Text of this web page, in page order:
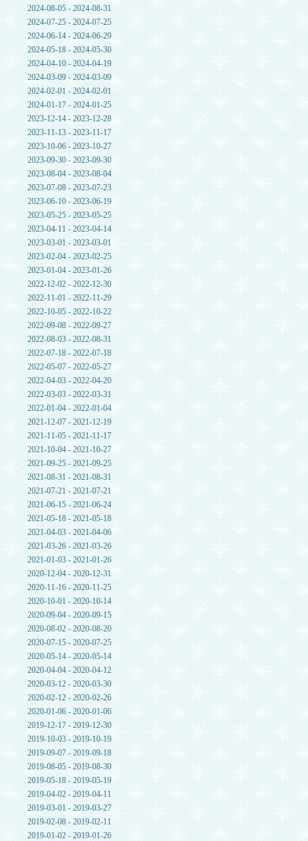
2024-08-05 - 2024-08-31
2024-07-25 - 2024-07-25
2024-06-14 - 2024-06-29
2024-05-18 - 2024-05-30
2024-04-10 - 2024-04-19
2024-03-09 - 2024-03-09
2024-02-01 - 2024-02-01
2024-01-17 - 2024-01-25
2023-12-14 - 2023-12-28
2023-11-13 - 2023-11-17
2023-10-06 - 2023-10-27
2023-09-30 - 2023-09-30
2023-08-04 - 2023-08-04
2023-07-08 - 2023-07-23
2023-06-10 - 2023-06-19
2023-05-25 - 2023-05-25
2023-04-11 - 2023-04-14
2023-03-01 - 2023-03-01
2023-02-04 - 2023-02-25
2023-01-04 - 2023-01-26
2022-12-02 - 2022-12-30
2022-11-01 - 2022-11-29
2022-10-05 - 2022-10-22
2022-09-08 - 2022-09-27
2022-08-03 - 2022-08-31
2022-07-18 - 2022-07-18
2022-05-07 - 2022-05-27
2022-04-03 - 2022-04-20
2022-03-03 - 2022-03-31
2022-01-04 - 2022-01-04
2021-12-07 - 2021-12-19
2021-11-05 - 2021-11-17
2021-10-04 - 2021-10-27
2021-09-25 - 2021-09-25
2021-08-31 - 2021-08-31
2021-07-21 - 2021-07-21
2021-06-15 - 2021-06-24
2021-05-18 - 2021-05-18
2021-04-03 - 2021-04-06
2021-03-26 - 2021-03-26
2021-01-03 - 2021-01-26
2020-12-04 - 2020-12-31
2020-11-16 - 2020-11-25
2020-10-01 - 2020-10-14
2020-09-04 - 2020-09-15
2020-08-02 - 2020-08-20
2020-07-15 - 2020-07-25
2020-05-14 - 2020-05-14
2020-04-04 - 2020-04-12
2020-03-12 - 2020-03-30
2020-02-12 - 2020-02-26
2020-01-06 - 2020-01-06
2019-12-17 - 2019-12-30
2019-10-03 - 2019-10-19
2019-09-07 - 2019-09-18
2019-08-05 - 2019-08-30
2019-05-18 - 2019-05-19
2019-04-02 - 2019-04-11
2019-03-01 - 2019-03-27
2019-02-08 - 2019-02-11
2019-01-02 - 2019-01-26